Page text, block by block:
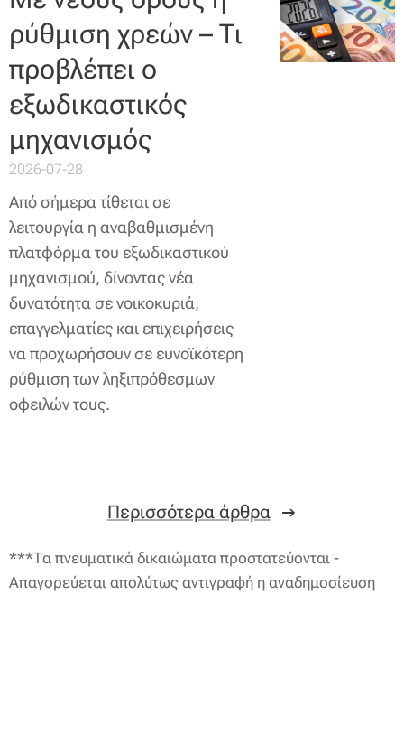
ρύθμιση χρεών – Τι
προβλέπει ο
εξωδικαστικός
μηχανισμός
2026-07-28
Από σήμερα τίθεται σε
λειτουργία η αναβαθμισμένη
πλατφόρμα του εξωδικαστικού
μηχανισμού, δίνοντας νέα
δυνατότητα σε νοικοκυριά,
επαγγελματίες και επιχειρήσεις
να προχωρήσουν σε ευνοϊκότερη
ρύθμιση των ληξιπρόθεσμων
οφειλών τους.
Περισσότερα άρθρα
***Τα πνευματικά δικαιώματα προστατεύονται -
Απαγορεύεται απολύτως αντιγραφή η αναδημοσίευση